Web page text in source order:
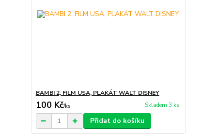
BAMBI 2, FILM USA, PLAKÁT WALT DISNEY
100 Kč/ks Skladem 3 ks
Přidat do košíku